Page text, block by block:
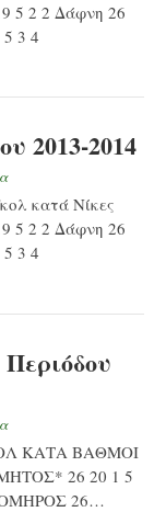
5 2 2 Δάφνη 26
3 4
2013-2014
κατά Νίκες
5 2 2 Δάφνη 26
3 4
ΚΑΤΑ ΒΑΘΜΟΙ
26 20 1 5
ΟΜΗΡΟΣ 26…